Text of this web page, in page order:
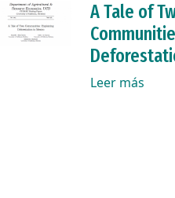
A Tale of
Leer más